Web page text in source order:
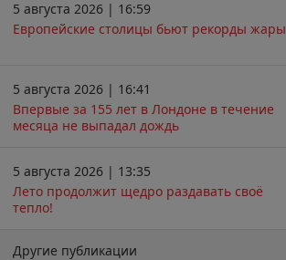
5 августа 2026 | 16:59
Европейские столицы бьют рекорды жары
5 августа 2026 | 16:41
Впервые за 155 лет в Лондоне в течение
месяца не выпадал дождь
5 августа 2026 | 13:35
Лето продолжит щедро раздавать своё
тепло!
Другие публикации